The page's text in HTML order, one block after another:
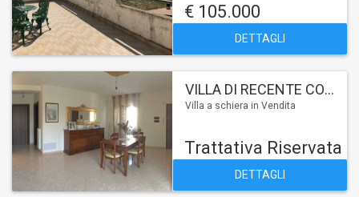
€ 105.000
DETTAGLI
VILLA DI RECENTE COSTRUZIONE
Villa a schiera in Vendita
Trattativa Riservata
DETTAGLI